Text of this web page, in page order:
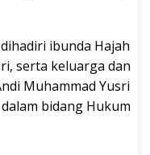
ibunda Hajah
serta keluarga dan
Muhammad Yusri
bidang Hukum